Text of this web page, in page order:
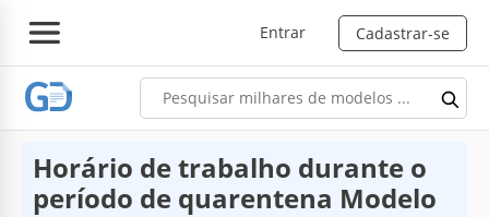
Entrar Cadastrar-se
Horário de trabalho durante o
período de quarentena Modelo